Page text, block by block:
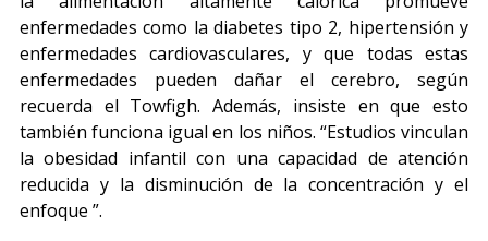
enfermedades como la diabetes tipo 2, hipertensión y
enfermedades cardiovasculares, y que todas estas
enfermedades pueden dañar el cerebro, según
recuerda el Towfigh. Además, insiste en que esto
también funciona igual en los niños. “Estudios vinculan
la obesidad infantil con una capacidad de atención
reducida y la disminución de la concentración y el
enfoque ”.